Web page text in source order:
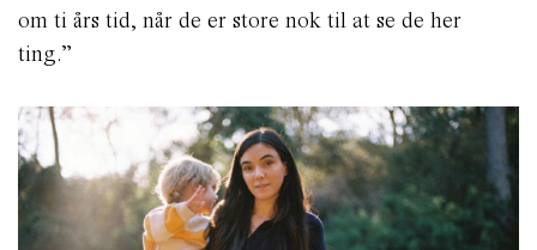
om ti års tid, når de er store nok til at se de her
ting.”